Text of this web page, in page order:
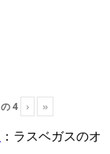
の4 › »
：ラスベガスのオ